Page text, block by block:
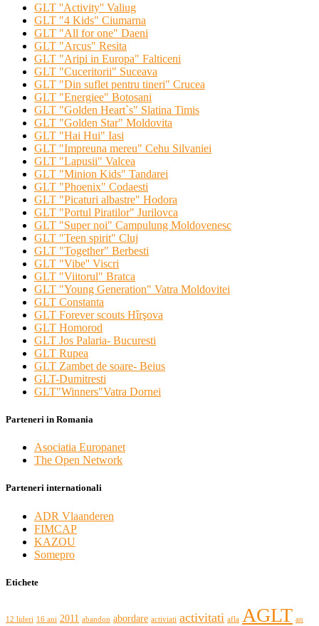
GLT ''Activity'' Valiug
GLT "4 Kids" Ciumarna
GLT "All for one" Daeni
GLT "Arcus" Resita
GLT "Aripi in Europa" Falticeni
GLT "Cuceritorii" Suceava
GLT "Din suflet pentru tineri" Crucea
GLT "Energiee" Botosani
GLT "Golden Heart`s" Slatina Timis
GLT "Golden Star" Moldovita
GLT "Hai Hui" Iasi
GLT "Impreuna mereu" Cehu Silvaniei
GLT "Lapusii" Valcea
GLT "Minion Kids" Tandarei
GLT "Phoenix" Codaesti
GLT "Picaturi albastre" Hodora
GLT "Portul Piratilor" Jurilovca
GLT "Super noi" Campulung Moldovenesc
GLT "Teen spirit" Cluj
GLT "Together" Berbesti
GLT "Vibe'' Viscri
GLT "Viitorul" Bratca
GLT "Young Generation" Vatra Moldovitei
GLT Constanta
GLT Forever scouts Hîrşova
GLT Homorod
GLT Jos Palaria- Bucuresti
GLT Rupea
GLT Zambet de soare- Beius
GLT-Dumitresti
GLT"Winners"Vatra Dornei
Parteneri in Romania
Asociatia Europanet
The Open Network
Parteneri internationali
ADR Vlaanderen
FIMCAP
KAZOU
Somepro
Etichete
12 lideri 16 ani 2011 abandon abordare activiati activitati afla AGLT an